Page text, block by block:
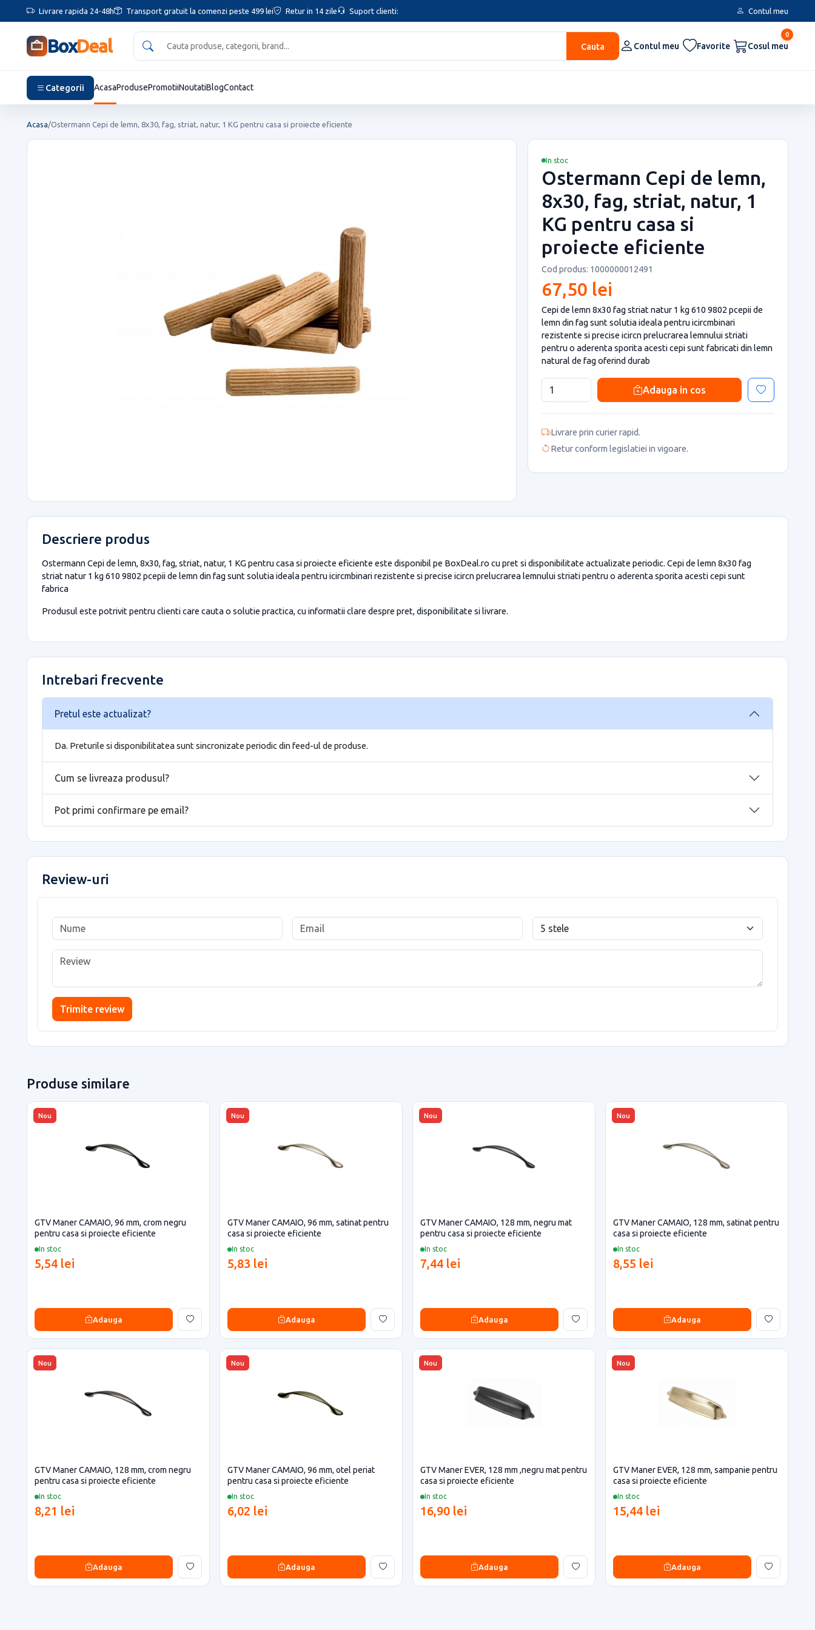
Livrare rapida 24-48h Transport gratuit la comenzi peste 499 lei Retur in 14 zile Suport clienti: Contul meu
BoxDeal Cauta Contul meu Favorite
0
Cosul meu
Categorii AcasaProdusePromotiiNoutatiBlogContact
Acasa/Ostermann Cepi de lemn, 8x30, fag, striat, natur, 1 KG pentru casa si proiecte eficiente
In stoc
Ostermann Cepi de lemn,
8x30, fag, striat, natur, 1
KG pentru casa si
proiecte eficiente
Cod produs: 1000000012491
67,50 lei
Cepi de lemn 8x30 fag striat natur 1 kg 610 9802 pcepii de
lemn din fag sunt solutia ideala pentru icircmbinari
rezistente si precise icircn prelucrarea lemnului striati
pentru o aderenta sporita acesti cepi sunt fabricati din lemn
natural de fag oferind durab
Adauga in cos
Livrare prin curier rapid.
Retur conform legislatiei in vigoare.
Descriere produs
Ostermann Cepi de lemn, 8x30, fag, striat, natur, 1 KG pentru casa si proiecte eficiente este disponibil pe BoxDeal.ro cu pret si disponibilitate actualizate periodic. Cepi de lemn 8x30 fag
striat natur 1 kg 610 9802 pcepii de lemn din fag sunt solutia ideala pentru icircmbinari rezistente si precise icircn prelucrarea lemnului striati pentru o aderenta sporita acesti cepi sunt
fabrica
Produsul este potrivit pentru clienti care cauta o solutie practica, cu informatii clare despre pret, disponibilitate si livrare.
Intrebari frecvente
Pretul este actualizat?
Da. Preturile si disponibilitatea sunt sincronizate periodic din feed-ul de produse.
Cum se livreaza produsul?
Pot primi confirmare pe email?
Review-uri
Trimite review
Produse similare
Nou
In stoc
GTV Maner CAMAIO, 96 mm, crom negru
pentru casa si proiecte eficiente
5,54 lei
Adauga
Nou
In stoc
GTV Maner CAMAIO, 96 mm, satinat pentru
casa si proiecte eficiente
5,83 lei
Adauga
Nou
In stoc
GTV Maner CAMAIO, 128 mm, negru mat
pentru casa si proiecte eficiente
7,44 lei
Adauga
Nou
In stoc
GTV Maner CAMAIO, 128 mm, satinat pentru
casa si proiecte eficiente
8,55 lei
Adauga
Nou
In stoc
GTV Maner CAMAIO, 128 mm, crom negru
pentru casa si proiecte eficiente
8,21 lei
Adauga
Nou
In stoc
GTV Maner CAMAIO, 96 mm, otel periat
pentru casa si proiecte eficiente
6,02 lei
Adauga
Nou
In stoc
GTV Maner EVER, 128 mm ,negru mat pentru
casa si proiecte eficiente
16,90 lei
Adauga
Nou
In stoc
GTV Maner EVER, 128 mm, sampanie pentru
casa si proiecte eficiente
15,44 lei
Adauga